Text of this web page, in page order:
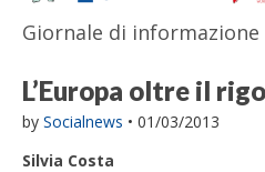
Giornale di
L’Europa oltre il
by Socialnews • 01/03/2013
Silvia Costa